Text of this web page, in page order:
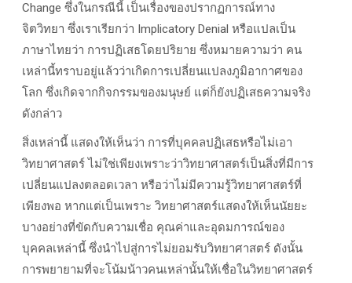
Change ซึ่งในกรณีนี้ เป็นเรื่องของปรากฏการณ์ทาง
จิตวิทยา ซึ่งเราเรียกว่า Implicatory Denial หรือแปลเป็น
ภาษาไทยว่า การปฏิเสธโดยปริยาย ซึ่งหมายความว่า คน
เหล่านี้ทราบอยู่แล้วว่าเกิดการเปลี่ยนแปลงภูมิอากาศของ
โลก ซึ่งเกิดจากกิจกรรมของมนุษย์ แต่ก็ยังปฏิเสธความจริง
ดังกล่าว
สิ่งเหล่านี้ แสดงให้เห็นว่า การที่บุคคลปฏิเสธหรือไม่เอา
วิทยาศาสตร์ ไม่ใช่เพียงเพราะว่าวิทยาศาสตร์เป็นสิ่งที่มีการ
เปลี่ยนแปลงตลอดเวลา หรือว่าไม่มีความรู้วิทยาศาสตร์ที่
เพียงพอ หากแต่เป็นเพราะ วิทยาศาสตร์แสดงให้เห็นนัยยะ
บางอย่างที่ขัดกับความเชื่อ คุณค่าและอุดมการณ์ของ
บุคคลเหล่านี้ ซึ่งนำไปสู่การไม่ยอมรับวิทยาศาสตร์ ดังนั้น
การพยายามที่จะโน้มน้าวคนเหล่านั้นให้เชื่อในวิทยาศาสตร์